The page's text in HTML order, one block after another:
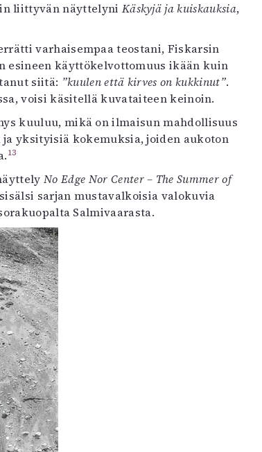
liittyvän näyttelyni Käskyjä ja kuiskauksia,
varhaisempaa teostani, Fiskarsin
esineen käyttökelvottomuus ikään kuin
siitä: ”kuulen että kirves on kukkinut”.
voisi käsitellä kuvataiteen keinoin.
kuuluu, mikä on ilmaisun mahdollisuus
yksityisiä kokemuksia, joiden aukoton
13
No Edge Nor Center – The Summer of
sarjan mustavalkoisia valokuvia
Salmivaarasta.